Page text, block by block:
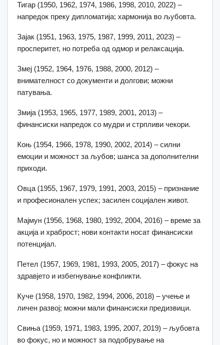
Тигар (1950, 1962, 1974, 1986, 1998, 2010, 2022) –
напредок преку дипломатија; хармонија во љубовта.
Зајак (1951, 1963, 1975, 1987, 1999, 2011, 2023) –
просперитет, но потреба од одмор и релаксација.
Змеј (1952, 1964, 1976, 1988, 2000, 2012) –
внимателност со документи и долгови; можни
патувања.
Змија (1953, 1965, 1977, 1989, 2001, 2013) –
финансиски напредок со мудри и стрпливи чекори.
Коњ (1954, 1966, 1978, 1990, 2002, 2014) – силни
емоции и можност за љубов; шанса за дополнителни
приходи.
Овца (1955, 1967, 1979, 1991, 2003, 2015) – признание
и професионален успех; засилен социјален живот.
Мајмун (1956, 1968, 1980, 1992, 2004, 2016) – време за
акција и храброст; нови контакти носат финансиски
потенцијал.
Петел (1957, 1969, 1981, 1993, 2005, 2017) – фокус на
здравјето и избегнување конфликти.
Куче (1958, 1970, 1982, 1994, 2006, 2018) – учење и
личен развој; можни мали финансиски предизвици.
Свиња (1959, 1971, 1983, 1995, 2007, 2019) – љубовта
во фокус, но и можност за подобрување на